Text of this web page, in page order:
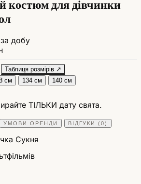
костюм для дівчинки
за добу
Таблиця розмірів ↗
см 134 см 140 см
ТІЛЬКИ дату свята.
УМОВИ ОРЕНДИ ВІДГУКИ (0)
Сукня